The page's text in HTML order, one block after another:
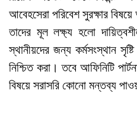
আবেহসেরা পরিবেশ সুরক্ষার
তাদের মূল লক্ষ্য হলো
স্থানীয়দের জন্য কর্মসংস্থান
নিশ্চিত করা। তবে আফিনিটি
বিষয়ে সরাসরি কোনো মন্তব্য